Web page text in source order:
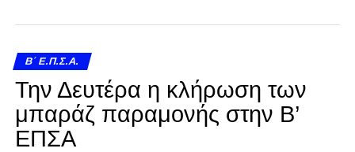
Β΄ Ε.Π.Σ.Α.
Την Δευτέρα η κλήρωση των
μπαράζ παραμονής στην Β’
ΕΠΣΑ